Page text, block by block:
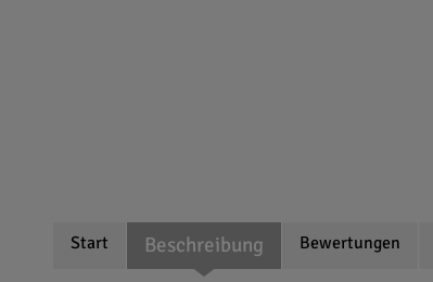
Start Beschreibung Bewertungen